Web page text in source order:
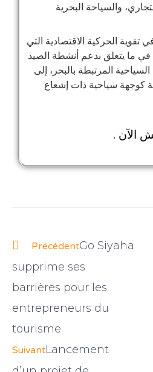
الحركية الاقتصادية التي
في ما يتعلق بدعم أنشطة الصيد
المرتبطة بالبحر، إلى
كوجهة سياحية ذات إشعاع
الآن .
PrécédentGo Siyaha
supprime ses
barrières pour les
entrepreneurs du
tourisme
SuivantLancement